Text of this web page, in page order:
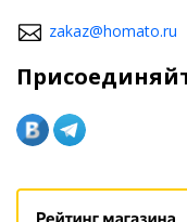
zakaz@homato.ru